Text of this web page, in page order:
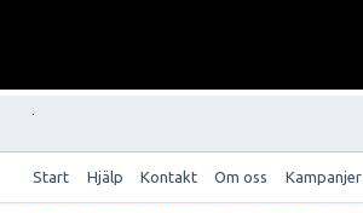
Start Hjälp Kontakt Om oss Kampanjer